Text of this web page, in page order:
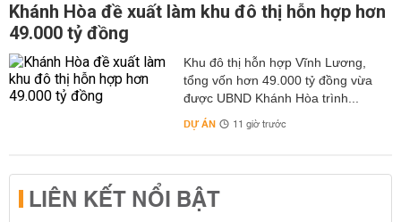
Khánh Hòa đề xuất làm khu đô thị hỗn hợp hơn
49.000 tỷ đồng
Khu đô thị hỗn hợp Vĩnh Lương,
tổng vốn hơn 49.000 tỷ đồng vừa
được UBND Khánh Hòa trình...
DỰ ÁN 11 giờ trước
LIÊN KẾT NỔI BẬT